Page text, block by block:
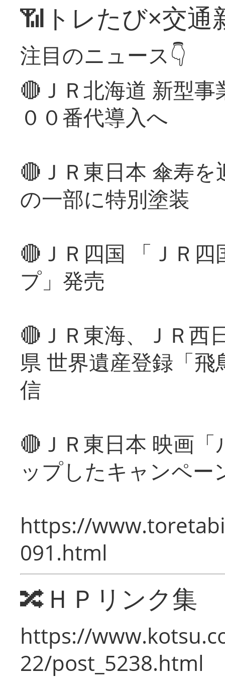
📶トレたび×交通
注目のニュース👇
🔴ＪＲ北海道 新型
００番代導入へ
🔴ＪＲ東日本 傘寿
の一部に特別塗装
🔴ＪＲ四国 「ＪＲ
プ」発売
🔴ＪＲ東海、ＪＲ西
県 世界遺産登録「
信
🔴ＪＲ東日本 映画
ップしたキャンペー
https://
091.html
🔀ＨＰリンク集
https://
22/post_5238.html